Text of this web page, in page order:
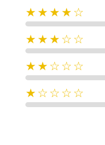
★★★★☆
★★★☆☆
★★☆☆☆
★☆☆☆☆